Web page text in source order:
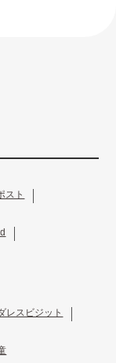
スト
レスビジット